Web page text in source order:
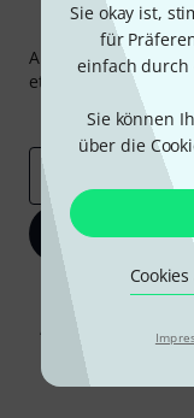
Sie okay ist,
für
einfach durch
Sie können
über die
Abonniere den
etwas Glück einen
Inspirierende
E-Mail-Adresse*
Mit Klick auf „Jetzt
Werbung und einer
Abmeldung ist